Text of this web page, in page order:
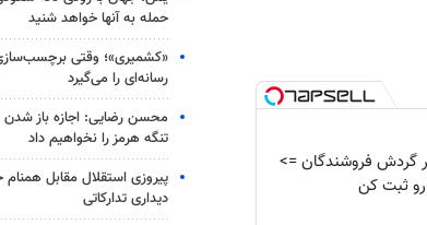
در گردش فروشندگان =>
ثبت کن
حمله به آنها خواهد شنید
«کشمیری»؛ وقتی
رسانه‌ای را می‌گیرد
محسن رضایی: اجازه باز
تنگه هرمز را نخواهیم داد
پیروزی استقلال مقابل همنام
دیداری تدارکاتی